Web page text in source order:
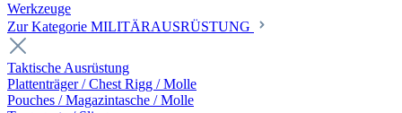
Werkzeuge
Zur Kategorie MILITÄRAUSRÜSTUNG
Taktische Ausrüstung
Plattenträger / Chest Rigg / Molle
Pouches / Magazintasche / Molle